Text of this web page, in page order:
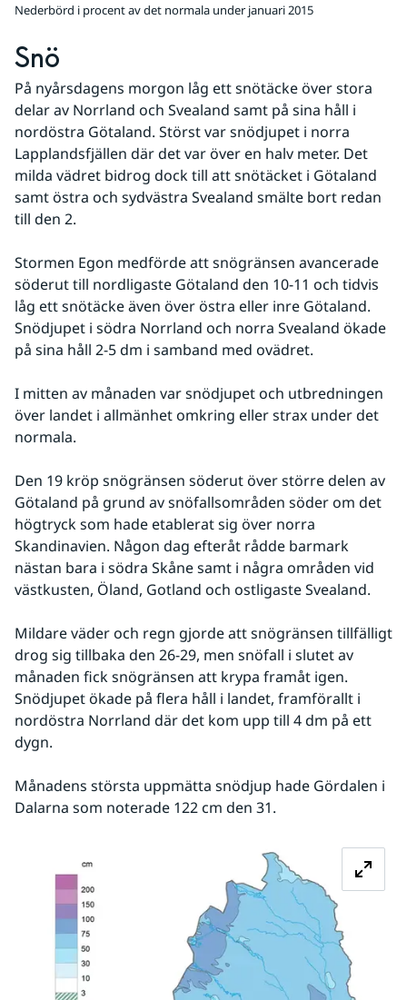
Nederbörd i procent av det normala under januari 2015
Snö
På nyårsdagens morgon låg ett snötäcke över stora
delar av Norrland och Svealand samt på sina håll i
nordöstra Götaland. Störst var snödjupet i norra
Lapplandsfjällen där det var över en halv meter. Det
milda vädret bidrog dock till att snötäcket i Götaland
samt östra och sydvästra Svealand smälte bort redan
till den 2.
Stormen Egon medförde att snögränsen avancerade
söderut till nordligaste Götaland den 10-11 och tidvis
låg ett snötäcke även över östra eller inre Götaland.
Snödjupet i södra Norrland och norra Svealand ökade
på sina håll 2-5 dm i samband med ovädret.
I mitten av månaden var snödjupet och utbredningen
över landet i allmänhet omkring eller strax under det
normala.
Den 19 kröp snögränsen söderut över större delen av
Götaland på grund av snöfallsområden söder om det
högtryck som hade etablerat sig över norra
Skandinavien. Någon dag efteråt rådde barmark
nästan bara i södra Skåne samt i några områden vid
västkusten, Öland, Gotland och ostligaste Svealand.
Mildare väder och regn gjorde att snögränsen tillfälligt
drog sig tillbaka den 26-29, men snöfall i slutet av
månaden fick snögränsen att krypa framåt igen.
Snödjupet ökade på flera håll i landet, framförallt i
nordöstra Norrland där det kom upp till 4 dm på ett
dygn.
Månadens största uppmätta snödjup hade Gördalen i
Dalarna som noterade 122 cm den 31.